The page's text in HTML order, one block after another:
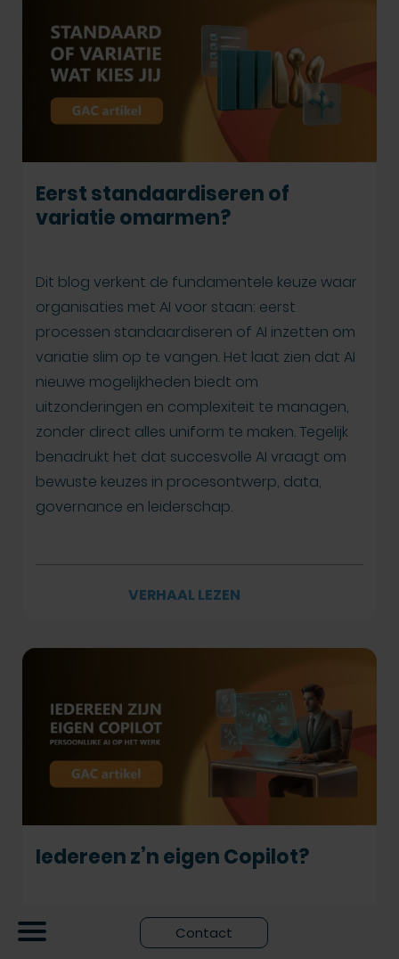
Contact
Eerst standaardiseren of
variatie omarmen?
Dit blog verkent de fundamentele keuze waar
organisaties met AI voor staan: eerst
processen standaardiseren of AI inzetten om
variatie slim op te vangen. Het laat zien dat AI
nieuwe mogelijkheden biedt om
uitzonderingen en complexiteit te managen,
zonder direct alles uniform te maken. Tegelijk
benadrukt het dat succesvolle AI vraagt om
bewuste keuzes in procesontwerp, data,
governance en leiderschap.
VERHAAL LEZEN
Iedereen z’n eigen Copilot?
Steeds meer medewerkers kunnen zelf AI-
oplossingen bouwen. Dat biedt enorme